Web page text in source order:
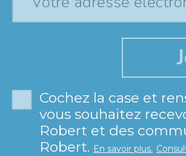
Cochez la case et
vous souhaitez
Robert et des
Robert. En savoir plus.